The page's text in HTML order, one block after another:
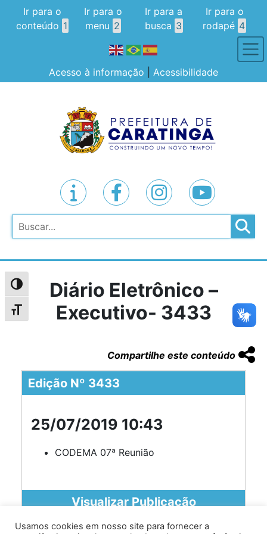
Alternar alto contraste
Alternar tamanho da fonte
Ir para o
conteúdo 1
Ir para o
menu 2
Ir para a
busca 3
Ir para o
rodapé 4
Acesso à informação Acessibilidade
Pesquisar
Diário Eletrônico –
Executivo- 3433
Compartilhe este conteúdo
Edição Nº 3433
25/07/2019 10:43
CODEMA 07ª Reunião
Visualizar Publicação
Usamos cookies em nosso site para fornecer a